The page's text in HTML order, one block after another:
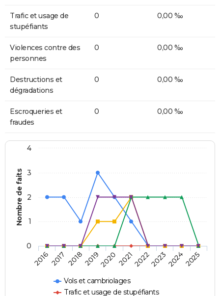
Trafic et usage de
stupéfiants
0 0,00 ‰
Violences contre des
personnes
0 0,00 ‰
Destructions et
dégradations
0 0,00 ‰
Escroqueries et
fraudes
0 0,00 ‰
Nombre de faits
Vols et cambriolages
Trafic et usage de stupéfiants
20162017 20182019202020212022202320242025
0
1
2
3
4